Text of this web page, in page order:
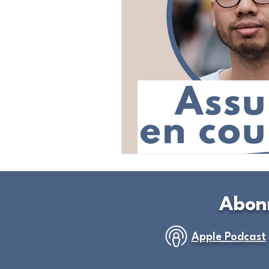
Apple Podcast